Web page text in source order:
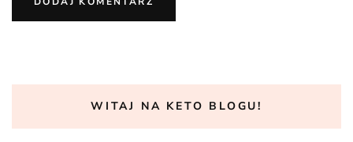
WITAJ NA KETO BLOGU!